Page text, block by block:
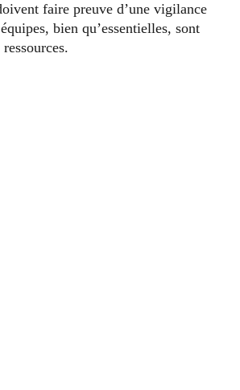
faire preuve d’une vigilance
bien qu’essentielles, sont